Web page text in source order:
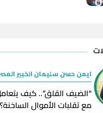
ايمن حسن سليمان الخبير
“الضيف القلق”.. كيف
مع تقلبات الأموال الساخنة؟